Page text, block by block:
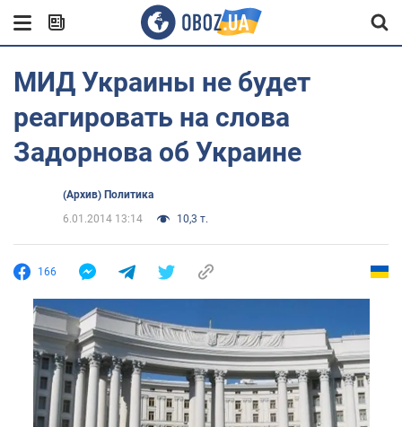
МИД Украины не будет
реагировать на слова
Задорнова об Украине
(Архив) Политика
6.01.2014 13:14
10,3 т.
166